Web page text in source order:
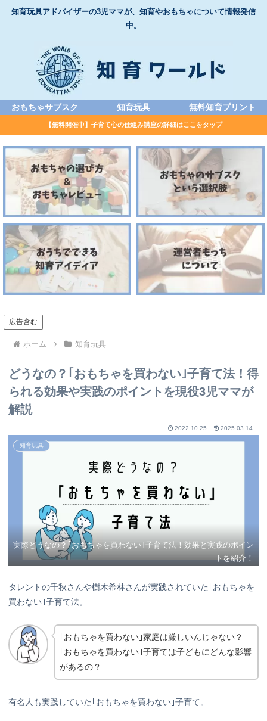
知育玩具アドバイザーの3児ママが、知育やおもちゃについて情報発信
中。
おもちゃサブスク 知育玩具 無料知育プリント
【無料開催中】子育て心の仕組み講座の詳細はここをタップ
広告含む
ホーム 知育玩具
どうなの？｢おもちゃを買わない｣子育て法！得
られる効果や実践のポイントを現役3児ママが
解説
2022.10.25 2025.03.14
知育玩具
実際どうなの？｢おもちゃを買わない｣子育て法！効果と実践のポイン
トを紹介！
タレントの千秋さんや樹木希林さんが実践されていた｢おもちゃを
買わない｣子育て法。
｢おもちゃを買わない｣家庭は厳しいんじゃない？
｢おもちゃを買わない｣子育ては子どもにどんな影響
があるの？
有名人も実践していた｢おもちゃを買わない｣子育て。